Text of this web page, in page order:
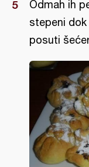
Odmah ih
stepeni dok
posuti